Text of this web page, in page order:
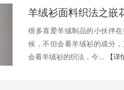
羊绒衫面料织法之嵌
很多喜爱羊绒制品的小伙伴
候，不但会看羊绒衫的成分
会看羊绒衫的织法，今...
【详